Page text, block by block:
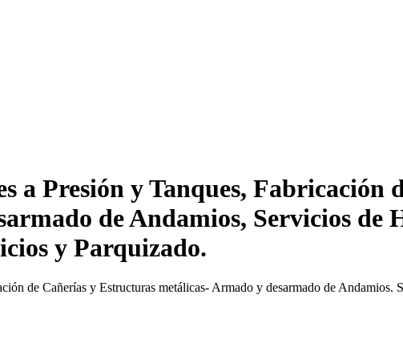
a Presión y Tanques, Fabricación
de Andamios, Servicios de
y Parquizado.
de Cañerías y Estructuras metálicas- Armado y desarmado de